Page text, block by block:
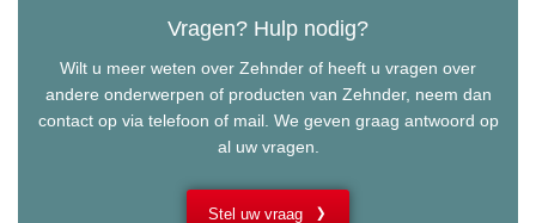
Vragen? Hulp nodig?
Wilt u meer weten over Zehnder of heeft u vragen over
andere onderwerpen of producten van Zehnder, neem dan
contact op via telefoon of mail. We geven graag antwoord op
al uw vragen.
Stel uw vraag